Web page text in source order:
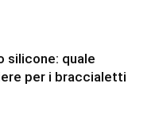
silicone: quale
per i braccialetti